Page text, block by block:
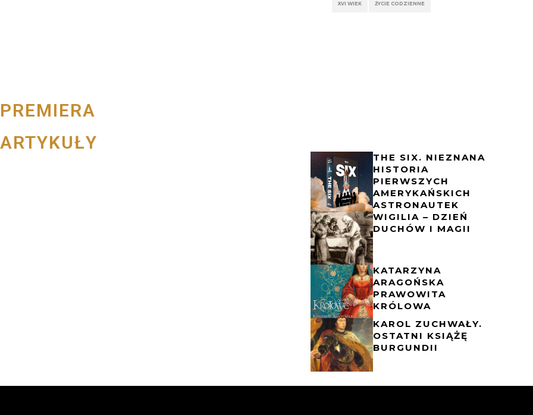
XVI WIEK ŻYCIE CODZIENNE
PREMIERA
ARTYKUŁY
THE SIX. NIEZNANA
HISTORIA
PIERWSZYCH
AMERYKAŃSKICH
ASTRONAUTEK
WIGILIA – DZIEŃ
DUCHÓW I MAGII
KATARZYNA
ARAGOŃSKA
PRAWOWITA
KRÓLOWA
KAROL ZUCHWAŁY.
OSTATNI KSIĄŻĘ
BURGUNDII